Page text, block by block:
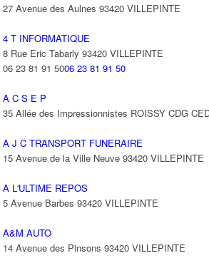
27 Avenue des Aulnes 93420 VILLEPINTE
4 T INFORMATIQUE
8 Rue Eric Tabarly 93420 VILLEPINTE
06 23 81 91 5006 23 81 91 50
A C S E P
35 Allée des Impressionnistes ROISSY CDG
A J C TRANSPORT FUNERAIRE
15 Avenue de la Ville Neuve 93420 VILLEPINTE
A L'ULTIME REPOS
5 Avenue Barbes 93420 VILLEPINTE
A&M AUTO
14 Avenue des Pinsons 93420 VILLEPINTE